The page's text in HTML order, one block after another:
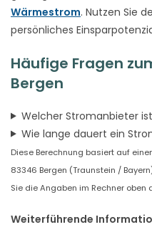
Wärmestrom. Nutzen Sie
persönliches
Häufige Fragen
Bergen
Welcher Stromanbieter
Wie lange dauert ein
Diese Berechnung basiert auf
83346 Bergen (Traunstein /
Sie die Angaben im Rechner oben
Weiterführende